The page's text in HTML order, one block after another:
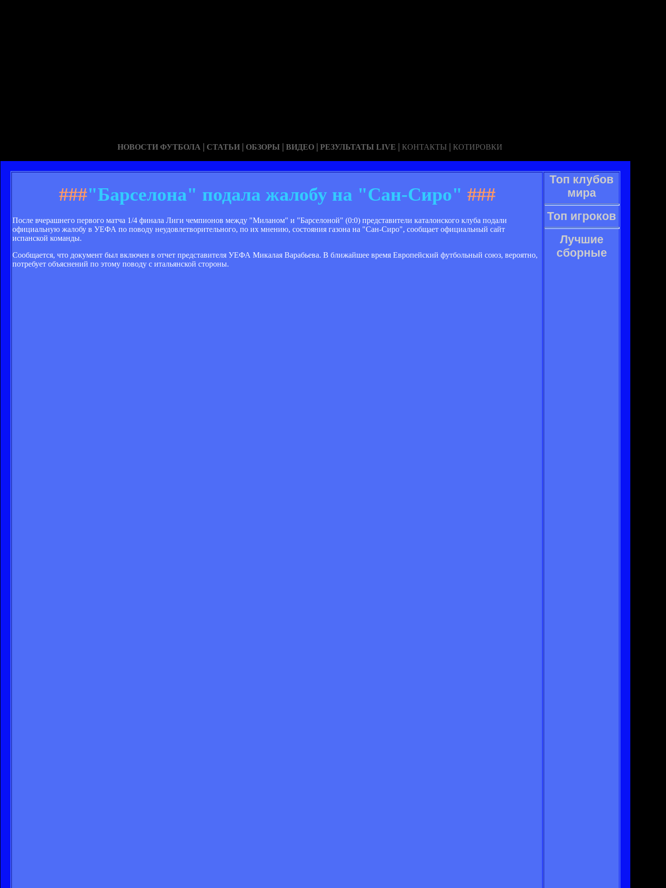
НОВОСТИ ФУТБОЛА | СТАТЬИ | ОБЗОРЫ | ВИДЕО | РЕЗУЛЬТАТЫ LIVE | КОНТАКТЫ | КОТИРОВКИ
###"Барселона" подала жалобу на "Сан-Сиро" ###
После вчерашнего первого матча 1/4 финала Лиги чемпионов между "Миланом" и "Барселоной" (0:0) представители каталонского клуба подали
официальную жалобу в УЕФА по поводу неудовлетворительного, по их мнению, состояния газона на "Сан-Сиро", сообщает официальный сайт
испанской команды.
Сообщается, что документ был включен в отчет представителя УЕФА Микалая Варабьева. В ближайшее время Европейский футбольный союз, вероятно,
потребует объяснений по этому поводу с итальянской стороны.
Топ клубов
мира
Топ игроков
Лучшие
сборные